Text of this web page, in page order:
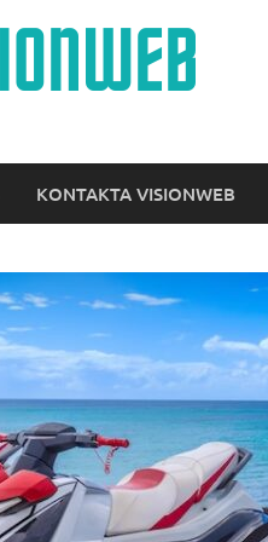
KONTAKTA VISIONWEB